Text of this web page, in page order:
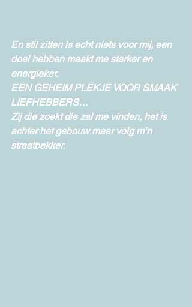
En stil zitten is echt niets voor mij, een
doel hebben maakt me sterker en
energieker.
EEN GEHEIM PLEKJE VOOR SMAAK
LIEFHEBBERS…
Zij die zoekt die zal me vinden, het is
achter het gebouw maar volg m’n
straatbakker.